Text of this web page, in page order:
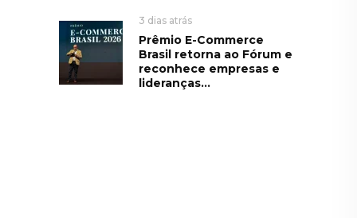
3 dias atrás
Prêmio E-Commerce
Brasil retorna ao Fórum e
reconhece empresas e
lideranças...